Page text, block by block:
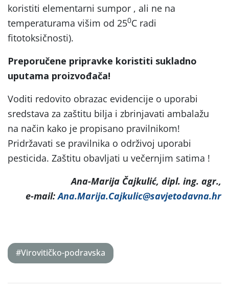
koristiti elementarni sumpor , ali ne na
temperaturama višim od 250C radi
fitotoksičnosti).
Preporučene pripravke koristiti sukladno
uputama proizvođača!
Voditi redovito obrazac evidencije o uporabi
sredstava za zaštitu bilja i zbrinjavati ambalažu
na način kako je propisano pravilnikom!
Pridržavati se pravilnika o održivoj uporabi
pesticida. Zaštitu obavljati u večernjim satima !
Ana-Marija Čajkulić, dipl. ing. agr.,
e-mail:Ana.Marija.Cajkulic@savjetodavna.hr
#Virovitičko-podravska